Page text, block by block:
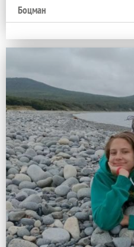
Боцман